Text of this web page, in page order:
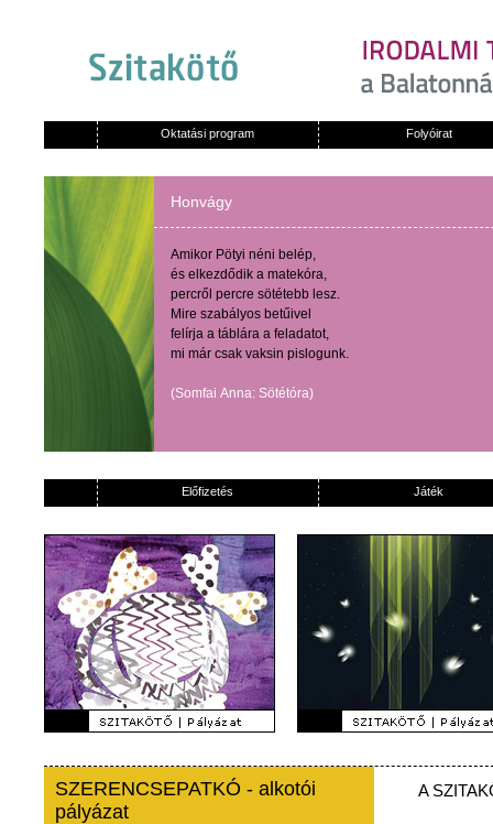
Oktatási program Folyóirat
Honvágy
Amikor Pötyi néni belép,
és elkezdődik a matekóra,
percről percre sötétebb lesz.
Mire szabályos betűivel
felírja a táblára a feladatot,
mi már csak vaksin pislogunk.
(Somfai Anna: Sötétóra)
Előfizetés Játék
SZERENCSEPATKÓ - alkotói
pályázat
A